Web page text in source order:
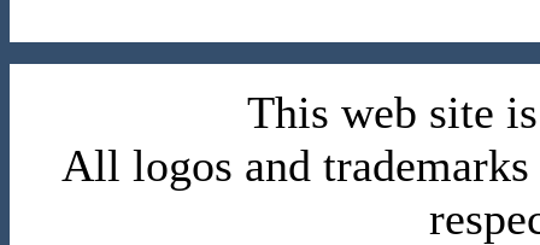
This web site
All logos and